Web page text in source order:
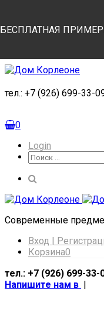
БЕСПЛАТНАЯ
тел.: +7 (926) 699-33-
0
Login
Поиск
Cовременные
Вход |
Корзина0
тел.: +7 (926) 699-
Напишите нам в |